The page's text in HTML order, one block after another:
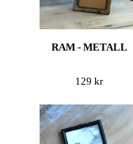
RAM - METALL
129 kr